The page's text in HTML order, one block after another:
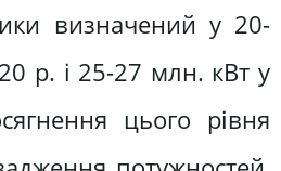
визначений у 20-
р. і 25-27 млн. кВт у
цього рівня